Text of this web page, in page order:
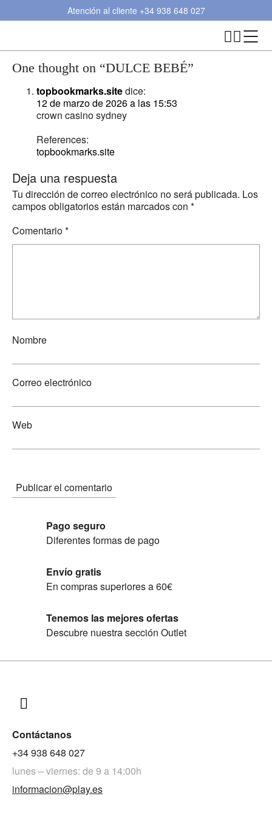
Atención al cliente +34 938 648 027
One thought on “DULCE BEBÉ”
topbookmarks.sitedice:
12 de marzo de 2026 a las 15:53
crown casino sydney
References:
topbookmarks.site
Deja una respuesta
Tu dirección de correo electrónico no será publicada. Los
campos obligatorios están marcados con *
Comentario*
Nombre
Correo electrónico
Web
Pago seguro
Diferentes formas de pago
Envío gratis
En compras superiores a 60€
Tenemos las mejores ofertas
Descubre nuestra sección Outlet
Contáctanos
+34 938 648 027
lunes – viernes: de 9 a 14:00h
informacion@play.es